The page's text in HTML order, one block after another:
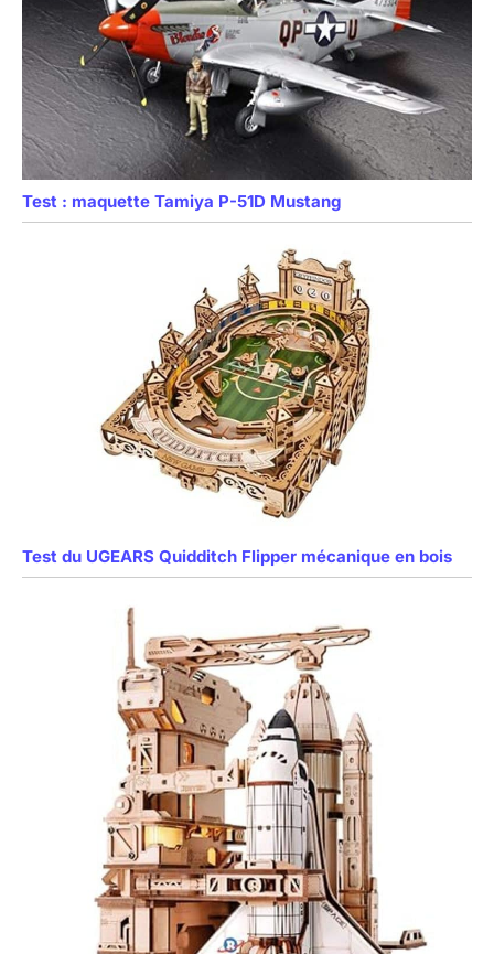
Test : maquette Tamiya P-51D Mustang
Test du UGEARS Quidditch Flipper mécanique en bois